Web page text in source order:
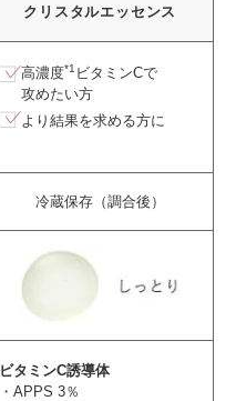
クリスタルエッセンス
高濃度*1 ビタミンCで
攻めたい方
より結果を求める方に
冷蔵保存（調合後）
ビタミンC誘導体
APPS 3％